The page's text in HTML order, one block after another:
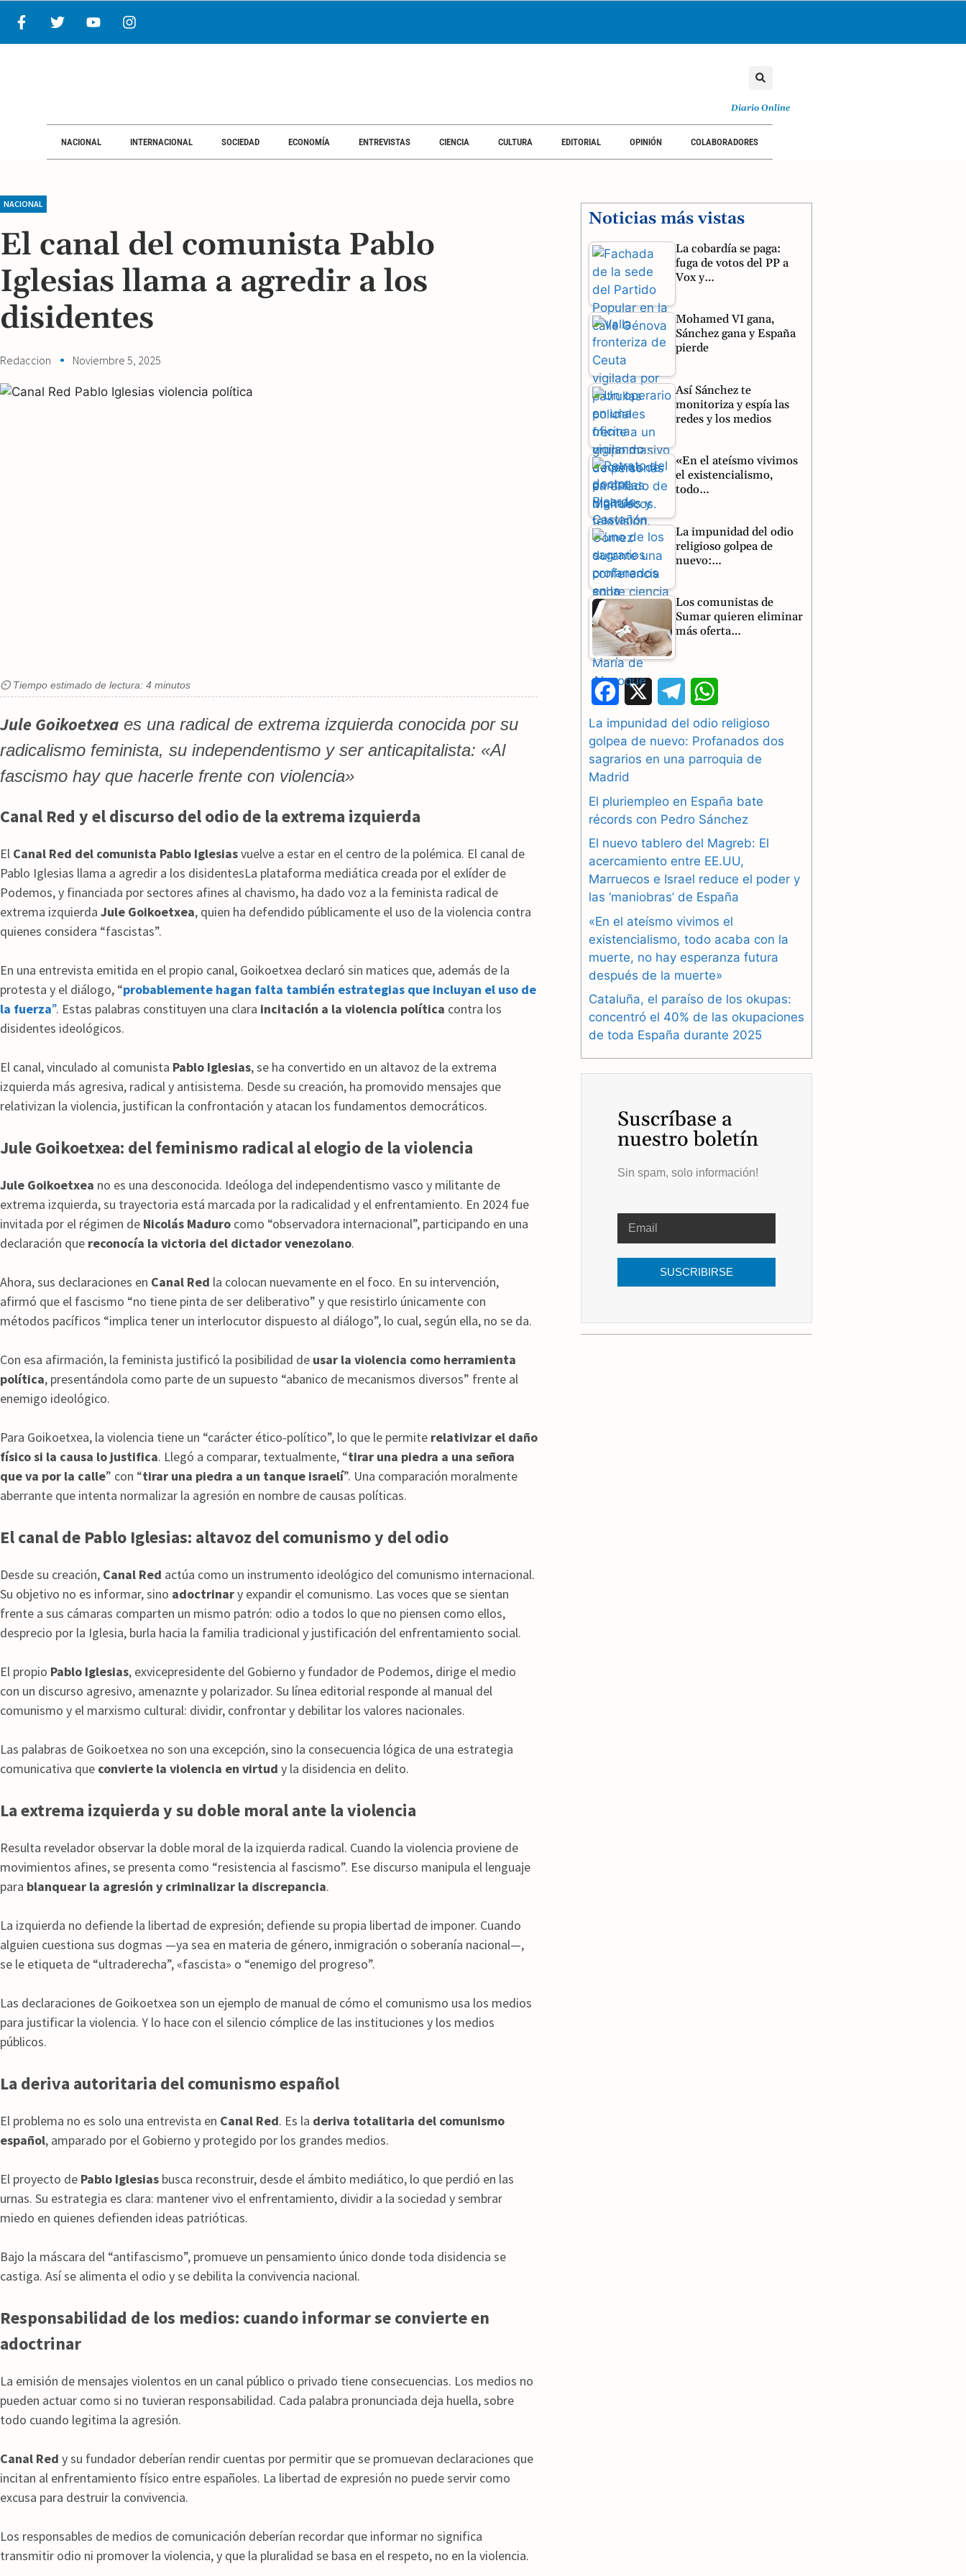
Diario Online
NACIONAL INTERNACIONAL SOCIEDAD ECONOMÍA ENTREVISTAS CIENCIA CULTURA EDITORIAL OPINIÓN COLABORADORES
NACIONAL
El canal del comunista Pablo
Iglesias llama a agredir a los
disidentes
Redaccion Noviembre 5, 2025
⏲ Tiempo estimado de lectura: 4 minutos
Jule Goikoetxea es una radical de extrema izquierda conocida por su
radicalismo feminista, su independentismo y ser anticapitalista: «Al
fascismo hay que hacerle frente con violencia»
Canal Red y el discurso del odio de la extrema izquierda
El Canal Red del comunista Pablo Iglesiasvuelve a estar en el centro de la polémica. El canal de
Pablo Iglesias llama a agredir a los disidentesLa plataforma mediática creada por el exlíder de
Podemos, y financiada por sectores afines al chavismo, ha dado voz a la feminista radical de
extrema izquierda Jule Goikoetxea, quien ha defendido públicamente el uso de la violencia contra
quienes considera “fascistas”.
En una entrevista emitida en el propio canal, Goikoetxea declaró sin matices que, además de la
protesta y el diálogo, “probablemente hagan falta también estrategias que incluyan el uso de
la fuerza”. Estas palabras constituyen una clara incitación a la violencia política contra los
disidentes ideológicos.
El canal, vinculado al comunista Pablo Iglesias, se ha convertido en un altavoz de la extrema
izquierda más agresiva, radical y antisistema. Desde su creación, ha promovido mensajes que
relativizan la violencia, justifican la confrontación y atacan los fundamentos democráticos.
Jule Goikoetxea: del feminismo radical al elogio de la violencia
Jule Goikoetxea no es una desconocida. Ideóloga del independentismo vasco y militante de
extrema izquierda, su trayectoria está marcada por la radicalidad y el enfrentamiento. En 2024 fue
invitada por el régimen de Nicolás Maduro como “observadora internacional”, participando en una
declaración que reconocía la victoria del dictador venezolano.
Ahora, sus declaraciones en Canal Red la colocan nuevamente en el foco. En su intervención,
afirmó que el fascismo “no tiene pinta de ser deliberativo” y que resistirlo únicamente con
métodos pacíficos “implica tener un interlocutor dispuesto al diálogo”, lo cual, según ella, no se da.
Con esa afirmación, la feminista justificó la posibilidad de usar la violencia como herramienta
política, presentándola como parte de un supuesto “abanico de mecanismos diversos” frente al
enemigo ideológico.
Para Goikoetxea, la violencia tiene un “carácter ético-político”, lo que le permite relativizar el daño
físico si la causa lo justifica. Llegó a comparar, textualmente, “tirar una piedra a una señora
que va por la calle” con “tirar una piedra a un tanque israelí”. Una comparación moralmente
aberrante que intenta normalizar la agresión en nombre de causas políticas.
El canal de Pablo Iglesias: altavoz del comunismo y del odio
Desde su creación, Canal Red actúa como un instrumento ideológico del comunismo internacional.
Su objetivo no es informar, sino adoctrinary expandir el comunismo. Las voces que se sientan
frente a sus cámaras comparten un mismo patrón: odio a todos lo que no piensen como ellos,
desprecio por la Iglesia, burla hacia la familia tradicional y justificación del enfrentamiento social.
El propio Pablo Iglesias, exvicepresidente del Gobierno y fundador de Podemos, dirige el medio
con un discurso agresivo, amenaznte y polarizador. Su línea editorial responde al manual del
comunismo y el marxismo cultural: dividir, confrontar y debilitar los valores nacionales.
Las palabras de Goikoetxea no son una excepción, sino la consecuencia lógica de una estrategia
comunicativa que convierte la violencia en virtud y la disidencia en delito.
La extrema izquierda y su doble moral ante la violencia
Resulta revelador observar la doble moral de la izquierda radical. Cuando la violencia proviene de
movimientos afines, se presenta como “resistencia al fascismo”. Ese discurso manipula el lenguaje
para blanquear la agresión y criminalizar la discrepancia.
La izquierda no defiende la libertad de expresión; defiende su propia libertad de imponer. Cuando
alguien cuestiona sus dogmas —ya sea en materia de género, inmigración o soberanía nacional—,
se le etiqueta de “ultraderecha”, «fascista» o “enemigo del progreso”.
Las declaraciones de Goikoetxea son un ejemplo de manual de cómo el comunismo usa los medios
para justificar la violencia. Y lo hace con el silencio cómplice de las instituciones y los medios
públicos.
La deriva autoritaria del comunismo español
El problema no es solo una entrevista en Canal Red. Es la deriva totalitaria del comunismo
español, amparado por el Gobierno y protegido por los grandes medios.
El proyecto de Pablo Iglesias busca reconstruir, desde el ámbito mediático, lo que perdió en las
urnas. Su estrategia es clara: mantener vivo el enfrentamiento, dividir a la sociedad y sembrar
miedo en quienes defienden ideas patrióticas.
Bajo la máscara del “antifascismo”, promueve un pensamiento único donde toda disidencia se
castiga. Así se alimenta el odio y se debilita la convivencia nacional.
Responsabilidad de los medios: cuando informar se convierte en
adoctrinar
La emisión de mensajes violentos en un canal público o privado tiene consecuencias. Los medios no
pueden actuar como si no tuvieran responsabilidad. Cada palabra pronunciada deja huella, sobre
todo cuando legitima la agresión.
Canal Red y su fundador deberían rendir cuentas por permitir que se promuevan declaraciones que
incitan al enfrentamiento físico entre españoles. La libertad de expresión no puede servir como
excusa para destruir la convivencia.
Los responsables de medios de comunicación deberían recordar que informar no significa
transmitir odio ni promover la violencia, y que la pluralidad se basa en el respeto, no en la violencia.
Noticias más vistas
La cobardía se paga:
fuga de votos del PP a
Vox y…
Mohamed VI gana,
Sánchez gana y España
pierde
Así Sánchez te
monitoriza y espía las
redes y los medios
«En el ateísmo vivimos
el existencialismo,
todo…
La impunidad del odio
religioso golpea de
nuevo:…
Los comunistas de
Sumar quieren eliminar
más oferta…
a
c
e
b
o
o
k
e
l
g
r
a
m
h
a
s
A
p
p
La impunidad del odio religioso
golpea de nuevo: Profanados dos
sagrarios en una parroquia de
Madrid
El pluriempleo en España bate
récords con Pedro Sánchez
El nuevo tablero del Magreb: El
acercamiento entre EE.UU,
Marruecos e Israel reduce el poder y
las ‘maniobras’ de España
«En el ateísmo vivimos el
existencialismo, todo acaba con la
muerte, no hay esperanza futura
después de la muerte»
Cataluña, el paraíso de los okupas:
concentró el 40% de las okupaciones
de toda España durante 2025
Suscríbase a
nuestro boletín
Sin spam, solo información!
SUSCRIBIRSE